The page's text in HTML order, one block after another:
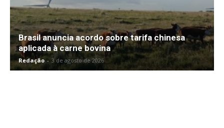
Brasil anuncia acordo sobre tarifa chinesa
aplicada à carne bovina
Redação - 3 de agosto de 2026